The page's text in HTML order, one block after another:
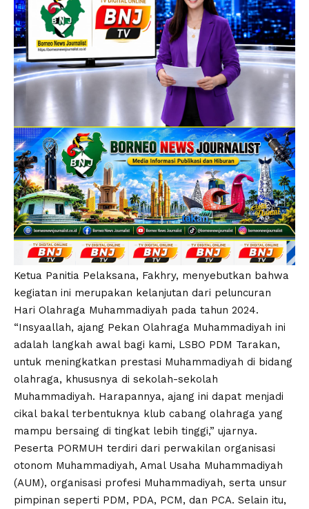
Ketua Panitia Pelaksana, Fakhry, menyebutkan bahwa
kegiatan ini merupakan kelanjutan dari peluncuran
Hari Olahraga Muhammadiyah pada tahun 2024.
“Insyaallah, ajang Pekan Olahraga Muhammadiyah ini
adalah langkah awal bagi kami, LSBO PDM Tarakan,
untuk meningkatkan prestasi Muhammadiyah di bidang
olahraga, khususnya di sekolah-sekolah
Muhammadiyah. Harapannya, ajang ini dapat menjadi
cikal bakal terbentuknya klub cabang olahraga yang
mampu bersaing di tingkat lebih tinggi,” ujarnya.
Peserta PORMUH terdiri dari perwakilan organisasi
otonom Muhammadiyah, Amal Usaha Muhammadiyah
(AUM), organisasi profesi Muhammadiyah, serta unsur
pimpinan seperti PDM, PDA, PCM, dan PCA. Selain itu,